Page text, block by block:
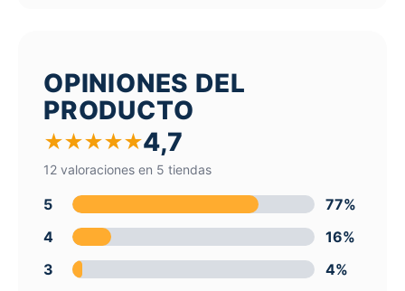
OPINIONES DEL
PRODUCTO
★★★★★4,7
12 valoraciones en 5 tiendas
5
77%
4
16%
3
4%